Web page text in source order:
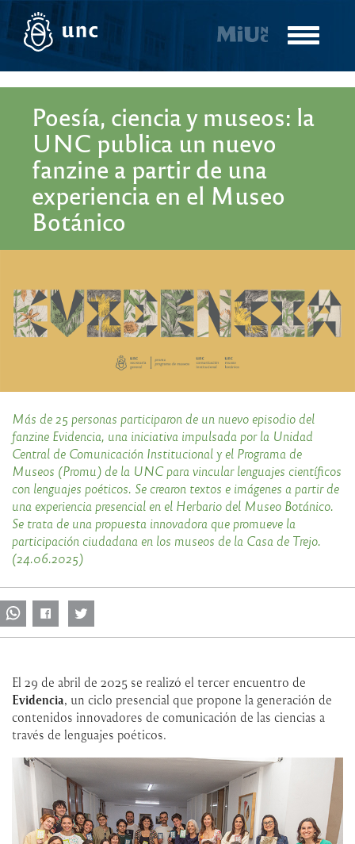
Pasar
contenido
Toggle
Poesía, ciencia y museos: la
UNC publica un nuevo
fanzine a partir de una
experiencia en el Museo
Botánico
Más de 25 personas participaron de un nuevo episodio del
fanzine Evidencia, una iniciativa impulsada por la Unidad
Central de Comunicación Institucional y el Programa de
Museos (Promu) de la UNC para vincular lenguajes científicos
con lenguajes poéticos. Se crearon textos e imágenes a partir de
una experiencia presencial en el Herbario del Museo Botánico.
Se trata de una propuesta innovadora que promueve la
participación ciudadana en los museos de la Casa de Trejo.
(24.06.2025)
El 29 de abril de 2025 se realizó el tercer encuentro de
Evidencia, un ciclo presencial que propone la generación de
contenidos innovadores de comunicación de las ciencias a
través de lenguajes poéticos.